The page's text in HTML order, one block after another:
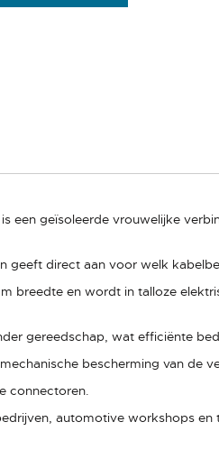
een geïsoleerde vrouwelijke
geeft direct aan voor welk
breedte en wordt in talloze
gereedschap, wat efficiënte
bescherming van de
connectoren.
automotive workshops